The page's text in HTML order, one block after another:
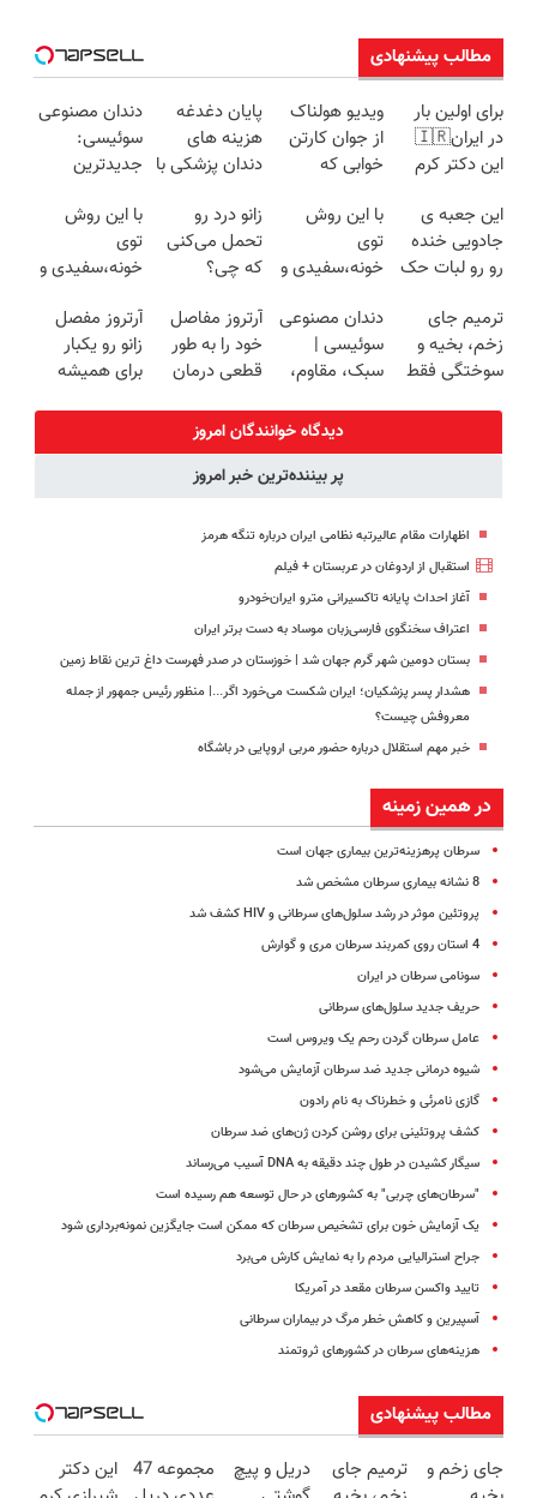
مطالب پیشنهادی
برای اولین بار
در ایران🇮🇷
این دکتر کرم
روزه ساخت!
ویدیو هولناک
از جوان کارتن
خوابی که
آموزش رایگان
پایان دغدغه
هزینه های
دندان پزشکی با
کننده خانگی
دندان مصنوعی
سوئیسی:
جدیدترین
سبک و مقاوم |
پرداخت قسطی
این جعبه ی
جادویی خنده
رو رو لبات حک
خرید40%تخفیف
با این روش
توی
خونه،سفیدی و
برگردون
(40%off)
زانو درد رو
تحمل می‌کنی
که چی؟
همین‌جاست!
با این روش
توی
خونه،سفیدی و
برگردون(40%off)
ترمیم جای
زخم، بخیه و
سوختگی فقط
دندان مصنوعی
سوئیسی |
سبک، مقاوم،
رایگان+پرداخت
اقساطی😍
آرتروز مفاصل
خود را به طور
قطعی درمان
◗پرسش‌نامه◖
آرتروز مفصل
زانو رو یکبار
برای همیشه
دیدگاه خوانندگان امروز
پر بیننده‌ترین خبر امروز
اظهارات مقام عالیرتبه نظامی ایران درباره تنگه هرمز
استقبال از اردوغان در عربستان + فیلم
آغاز احداث پایانه تاکسیرانی مترو ایران‌خودرو
اعتراف سخنگوی فارسی‌زبان موساد به دست برتر ایران
بستان دومین شهر گرم جهان شد | خوزستان در صدر فهرست داغ‌ ترین نقاط زمین
هشدار پسر پزشکیان؛ ایران شکست می‌خورد اگر...| منظور رئیس جمهور از جمله
معروفش چیست؟
خبر مهم استقلال درباره حضور مربی اروپایی در باشگاه
در همین زمینه
سرطان پرهزینه‌ترین بیماری جهان است
8 نشانه بیماری سرطان مشخص شد
پروتئین موثر در رشد سلول‌های سرطانی و ‌HIV کشف شد
4 استان روی کمربند سرطان مری و گوارش
سونامی سرطان در ایران
حریف جدید سلول‌های سرطانی
عامل سرطان گردن رحم یک ویروس است
شیوه درمانی جدید ضد سرطان آزمایش می‌شود
گازی نامرئی و خطرناک به نام رادون
کشف پروتئینی برای روشن کردن ژن‌های ضد سرطان
سیگار کشیدن در طول چند دقیقه به DNA آسیب می‌رساند
"سرطان‌های چربی" به کشورهای در حال توسعه هم رسیده است
یک آزمایش خون برای تشخیص سرطان که ممکن است جایگزین نمونه‌برداری شود
جراح استرالیایی مردم را به نمایش کارش می‌برد
تایید واکسن سرطان مقعد در آمریکا
آسپیرین و کاهش خطر مرگ در بیماران سرطانی
هزینه‌های سرطان در کشورهای ثروتمند
مطالب پیشنهادی
جای زخم و
ترمیم جای
دریل و پیچ
مجموعه 47 این دکتر